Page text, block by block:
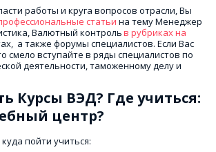
работы и круга вопросов отрасли, Вы
статьи на тему Менеджер
Валютный контроль в рубриках на
а также форумы специалистов. Если Вас
смело вступайте в ряды специалистов по
деятельности, таможенному делу и
Курсы ВЭД? Где учиться:
центр?
пойти учиться: